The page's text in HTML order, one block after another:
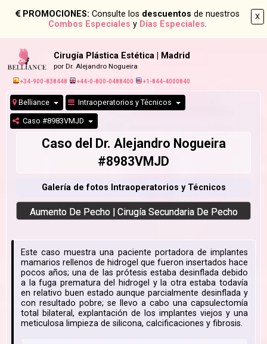
X
PROMOCIONES: Consulte los descuentos de nuestros
Combos Especiales y Días Especiales.
Cirugía Plástica Estética | Madrid
por Dr. Alejandro Nogueira
+34-900-838448 +44-0-800-0488400 +1-844-4000840
Belliance Intraoperatorios y Técnicos
Caso #8983VMJD
Caso del Dr. Alejandro Nogueira
#8983VMJD
Galería de fotos Intraoperatorios y Técnicos
Aumento De Pecho | Cirugía Secundaria De Pecho
Este caso muestra una paciente portadora de implantes
mamarios rellenos de hidrogel que fueron insertados hace
pocos años; una de las prótesis estaba desinflada debido
a la fuga prematura del hidrogel y la otra estaba todavía
en relativo buen estado aunque parcialmente desinflada y
con resultado pobre; se llevo a cabo una capsulectomía
total bilateral, explantación de los implantes viejos y una
meticulosa limpieza de silicona, calcificaciones y fibrosis.